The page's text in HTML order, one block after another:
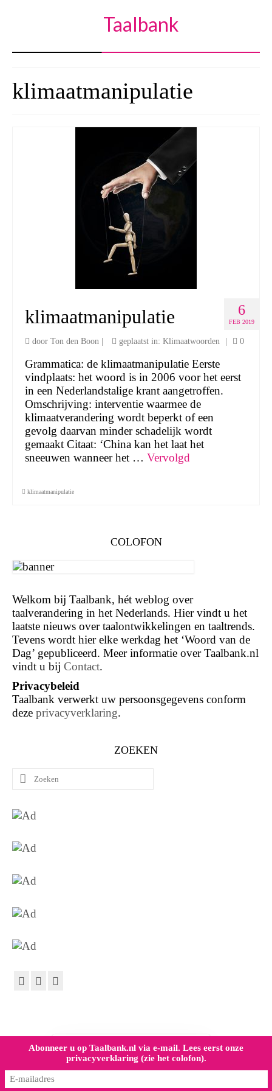
Taalbank
klimaatmanipulatie
6
FEB 2019
klimaatmanipulatie
door Ton den Boon geplaatst in: Klimaatwoorden 0
Grammatica: de klimaatmanipulatie Eerste
vindplaats: het woord is in 2006 voor het eerst
in een Nederlandstalige krant aangetroffen.
Omschrijving: interventie waarmee de
klimaatverandering wordt beperkt of een
gevolg daarvan minder schadelijk wordt
gemaakt Citaat: ‘China kan het laat het
sneeuwen wanneer het … Vervolgd
klimaatmanipulatie
COLOFON
Welkom bij Taalbank, hét weblog over
taalverandering in het Nederlands. Hier vindt u het
laatste nieuws over taalontwikkelingen en taaltrends.
Tevens wordt hier elke werkdag het ‘Woord van de
Dag’ gepubliceerd. Meer informatie over Taalbank.nl
vindt u bij Contact.
Privacybeleid
Taalbank verwerkt uw persoonsgegevens conform
deze privacyverklaring.
ZOEKEN
Zoeken
naar:
Abonneer u op Taalbank.nl via e-mail. Lees eerst onze
privacyverklaring (zie het colofon).
Dank voor het lezen. Heeft
deze site uw kennis verrijkt,
doneer dan een kleinigheid!